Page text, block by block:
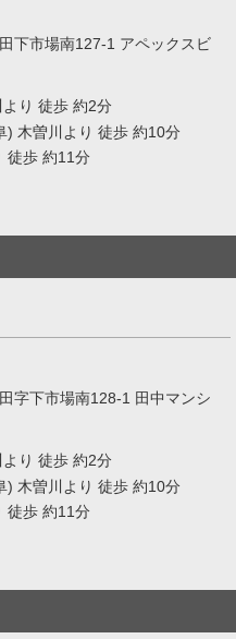
下市場南127-1 アペックスビ
り 徒歩 約2分
) 木曽川より 徒歩 約10分
徒歩 約11分
字下市場南128-1 田中マンシ
り 徒歩 約2分
) 木曽川より 徒歩 約10分
徒歩 約11分